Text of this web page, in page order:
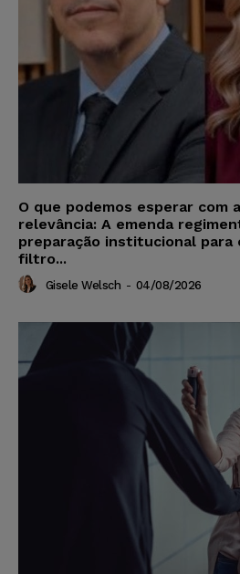
O que podemos esperar com
relevância: A emenda
preparação institucional para
filtro...
Gisele Welsch - 04/08/2026